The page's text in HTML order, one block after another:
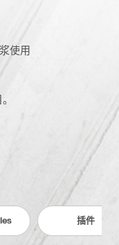
使用
插件